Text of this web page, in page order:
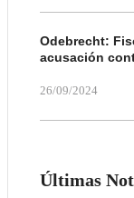
Odebrecht:
acusación
26/09/2024
Últimas